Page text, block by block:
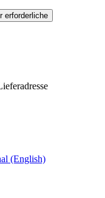
erforderliche
(English)